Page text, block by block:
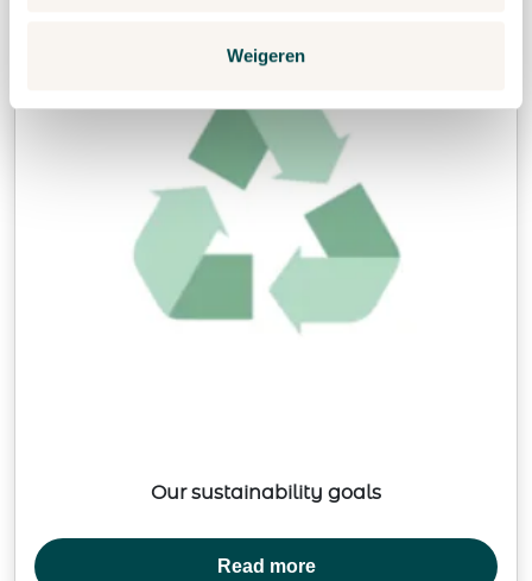
Weigeren
Our sustainability goals
Read more